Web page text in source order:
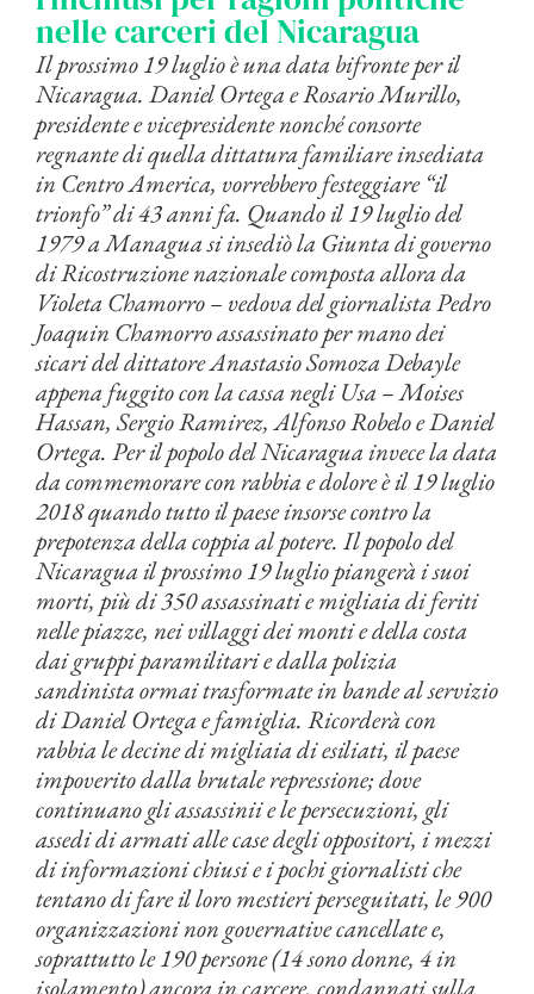
nelle carceri del Nicaragua
Il prossimo 19 luglio è una data bifronte per il
Nicaragua. Daniel Ortega e Rosario Murillo,
presidente e vicepresidente nonché consorte
regnante di quella dittatura familiare insediata
in Centro America, vorrebbero festeggiare “il
trionfo” di 43 anni fa. Quando il 19 luglio del
1979 a Managua si insediò la Giunta di governo
di Ricostruzione nazionale composta allora da
Violeta Chamorro – vedova del giornalista Pedro
Joaquin Chamorro assassinato per mano dei
sicari del dittatore Anastasio Somoza Debayle
appena fuggito con la cassa negli Usa – Moises
Hassan, Sergio Ramirez, Alfonso Robelo e Daniel
Ortega. Per il popolo del Nicaragua invece la data
da commemorare con rabbia e dolore è il 19 luglio
2018 quando tutto il paese insorse contro la
prepotenza della coppia al potere. Il popolo del
Nicaragua il prossimo 19 luglio piangerà i suoi
morti, più di 350 assassinati e migliaia di feriti
nelle piazze, nei villaggi dei monti e della costa
dai gruppi paramilitari e dalla polizia
sandinista ormai trasformate in bande al servizio
di Daniel Ortega e famiglia. Ricorderà con
rabbia le decine di migliaia di esiliati, il paese
impoverito dalla brutale repressione; dove
continuano gli assassinii e le persecuzioni, gli
assedi di armati alle case degli oppositori, i mezzi
di informazioni chiusi e i pochi giornalisti che
tentano di fare il loro mestieri perseguitati, le 900
organizzazioni non governative cancellate e,
soprattutto le 190 persone (14 sono donne, 4 in
isolamento) ancora in carcere, condannati sulla